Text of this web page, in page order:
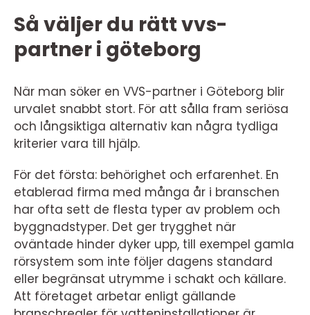
Så väljer du rätt vvs-
partner i göteborg
När man söker en VVS-partner i Göteborg blir
urvalet snabbt stort. För att sålla fram seriösa
och långsiktiga alternativ kan några tydliga
kriterier vara till hjälp.
För det första: behörighet och erfarenhet. En
etablerad firma med många år i branschen
har ofta sett de flesta typer av problem och
byggnadstyper. Det ger trygghet när
oväntade hinder dyker upp, till exempel gamla
rörsystem som inte följer dagens standard
eller begränsat utrymme i schakt och källare.
Att företaget arbetar enligt gällande